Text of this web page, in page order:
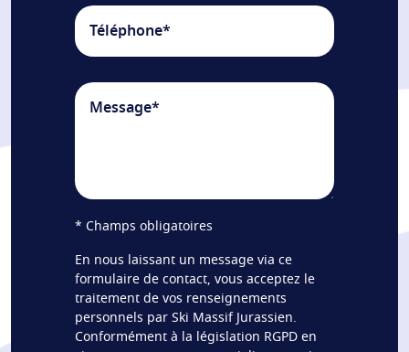
* Champs obligatoires
En nous laissant un message via ce
formulaire de contact, vous acceptez le
traitement de vos renseignements
personnels par Ski Massif Jurassien.
Conformément à la législation RGPD en